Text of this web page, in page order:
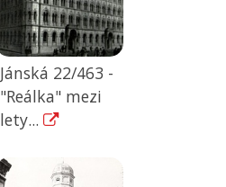
Jánská 22/463 -
"Reálka" mezi
lety...